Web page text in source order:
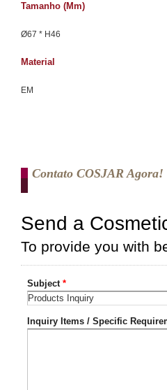
Tamanho (mm)
Ø67 * H46
Material
EM
Contato COSJAR Agora!